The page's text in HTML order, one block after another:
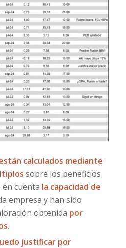
están calculados mediante
sobre los beneficios
cuenta la capacidad de
empresa y han sido
obtenida por
justificar por